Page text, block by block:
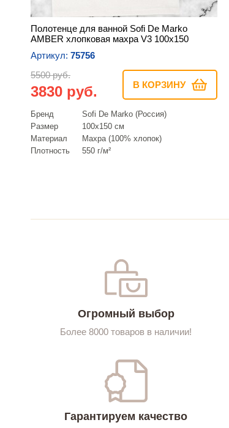
Полотенце для ванной Sofi De Marko
AMBER хлопковая махра V3 100х150
Артикул: 75756
5500 руб.
3830 руб. В КОРЗИНУ
Бренд
Sofi De Marko (Россия)
Размер
100х150 см
Материал
Махра (100% хлопок)
Плотность
550 г/м²
Огромный выбор
Более 8000 товаров в наличии!
Гарантируем качество